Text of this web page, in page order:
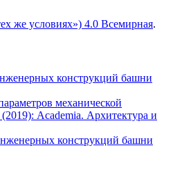
же условиях») 4.0 Всемирная.
конструкций башни
механической
Academia. Архитектура и
конструкций башни